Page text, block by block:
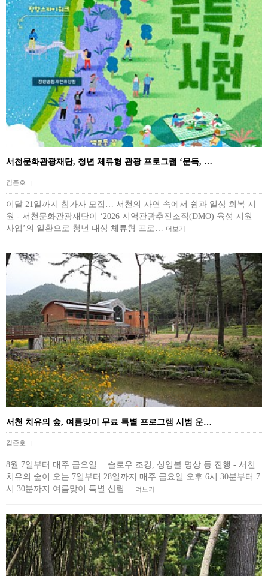
서천문화관광재단, 청년 체류형 관광 프로그램 ‘문득, …
김준호
이달 21일까지 참가자 모집… 서천의 자연 속에서 쉼과 일상 회복 지
원 - 서천문화관광재단이 ‘2026 지역관광추진조직(DMO) 육성 지원
사업’의 일환으로 청년 대상 체류형 프로… 더보기
서천 치유의 숲, 여름맞이 무료 특별 프로그램 시범 운…
김준호
8월 7일부터 매주 금요일… 슬로우 조깅, 싱잉볼 명상 등 진행 - 서천
치유의 숲이 오는 7일부터 28일까지 매주 금요일 오후 6시 30분부터 7
시 30분까지 여름맞이 특별 산림…
더보기